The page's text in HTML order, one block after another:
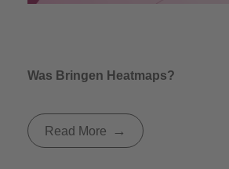
Was Bringen Heatmaps?
Read More